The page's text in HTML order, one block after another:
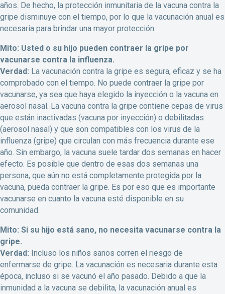
años. De hecho, la protección inmunitaria de la vacuna contra la
gripe disminuye con el tiempo, por lo que la vacunación anual es
necesaria para brindar una mayor protección.
Mito: Usted o su hijo pueden contraer la gripe por
vacunarse contra la influenza.
Verdad: La vacunación contra la gripe es segura, eficaz y se ha
comprobado con el tiempo. No puede contraer la gripe por
vacunarse, ya sea que haya elegido la inyección o la vacuna en
aerosol nasal. La vacuna contra la gripe contiene cepas de virus
que están inactivadas (vacuna por inyección) o debilitadas
(aerosol nasal) y que son compatibles con los virus de la
influenza (gripe) que circulan con más frecuencia durante ese
año. Sin embargo, la vacuna suele tardar dos semanas en hacer
efecto. Es posible que dentro de esas dos semanas una
persona, que aún no está completamente protegida por la
vacuna, pueda contraer la gripe. Es por eso que es importante
vacunarse en cuanto la vacuna esté disponible en su
comunidad.
Mito: Si su hijo está sano, no necesita vacunarse contra la
gripe.
Verdad: Incluso los niños sanos corren el riesgo de
enfermarse de gripe. La vacunación es necesaria durante esta
época, incluso si se vacunó el año pasado. Debido a que la
inmunidad a la vacuna se debilita, la vacunación anual es